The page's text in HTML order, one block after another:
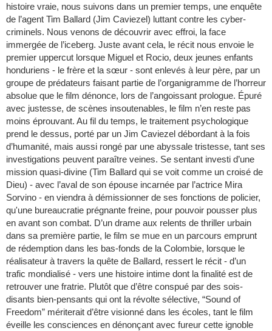
histoire vraie, nous suivons dans un premier temps, une enquête
de l’agent Tim Ballard (Jim Caviezel) luttant contre les cyber-
criminels. Nous venons de découvrir avec effroi, la face
immergée de l’iceberg. Juste avant cela, le récit nous envoie le
premier uppercut lorsque Miguel et Rocio, deux jeunes enfants
honduriens - le frère et la sœur - sont enlevés à leur père, par un
groupe de prédateurs faisant partie de l’organigramme de l’horreur
absolue que le film dénonce, lors de l’angoissant prologue. Épuré
avec justesse, de scènes insoutenables, le film n’en reste pas
moins éprouvant. Au fil du temps, le traitement psychologique
prend le dessus, porté par un Jim Caviezel débordant à la fois
d’humanité, mais aussi rongé par une abyssale tristesse, tant ses
investigations peuvent paraître veines. Se sentant investi d’une
mission quasi-divine (Tim Ballard qui se voit comme un croisé de
Dieu) - avec l’aval de son épouse incarnée par l’actrice Mira
Sorvino - en viendra à démissionner de ses fonctions de policier,
qu'une bureaucratie prégnante freine, pour pouvoir pousser plus
en avant son combat. D’un drame aux relents de thriller urbain
dans sa première partie, le film se mue en un parcours emprunt
de rédemption dans les bas-fonds de la Colombie, lorsque le
réalisateur à travers la quête de Ballard, ressert le récit - d’un
trafic mondialisé - vers une histoire intime dont la finalité est de
retrouver une fratrie. Plutôt que d’être conspué par des sois-
disants bien-pensants qui ont la révolte sélective, “Sound of
Freedom” mériterait d’être visionné dans les écoles, tant le film
éveille les consciences en dénonçant avec fureur cette ignoble